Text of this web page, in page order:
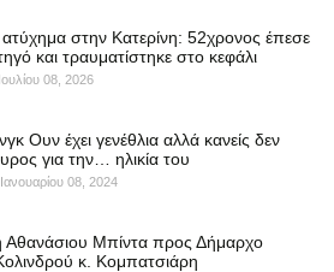
ατύχημα στην Κατερίνη: 52χρονος έπεσε
και τραυματίστηκε στο κεφάλι
08, 2026
Ουν έχει γενέθλια αλλά κανείς δεν
για την… ηλικία του
08, 2024
Αθανάσιου Μπίντα προς Δήμαρχο
κ. Κομπατσιάρη